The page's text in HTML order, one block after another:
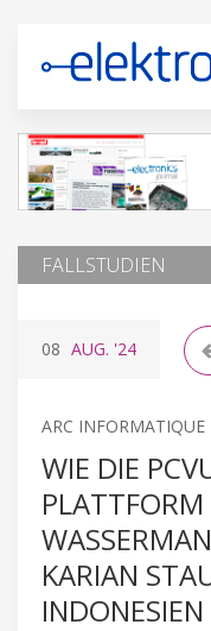
FALLSTUDIEN
08 AUG. '24
ARC INFORMATIQUE
WIE DIE
PLATTFORM
KARIAN